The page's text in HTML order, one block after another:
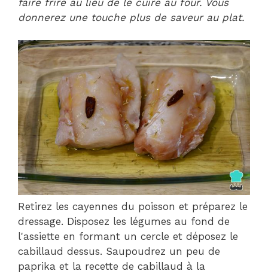
donnerez une touche plus de saveur au plat.
Retirez les cayennes du poisson et préparez le
dressage. Disposez les légumes au fond de
l'assiette en formant un cercle et déposez le
cabillaud dessus. Saupoudrez un peu de
paprika et la recette de cabillaud à la